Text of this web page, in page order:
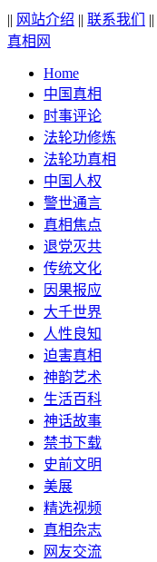
|| 网站介绍 || 联系我们 ||
真相网
Home
中国真相
时事评论
法轮功修炼
法轮功真相
中国人权
警世通言
真相焦点
退党灭共
传统文化
因果报应
大千世界
人性良知
迫害真相
神韵艺术
生活百科
神话故事
禁书下载
史前文明
美展
精选视频
真相杂志
网友交流